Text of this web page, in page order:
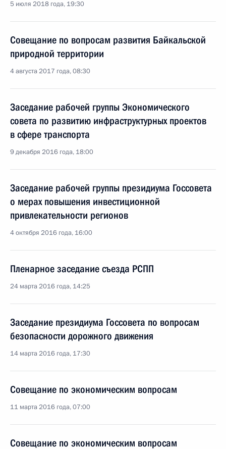
5 июля 2018 года, 19:30
Совещание по вопросам развития Байкальской
природной территории
4 августа 2017 года, 08:30
Заседание рабочей группы Экономического
совета по развитию инфраструктурных проектов
в сфере транспорта
9 декабря 2016 года, 18:00
Заседание рабочей группы президиума Госсовета
о мерах повышения инвестиционной
привлекательности регионов
4 октября 2016 года, 16:00
Пленарное заседание съезда РСПП
24 марта 2016 года, 14:25
Заседание президиума Госсовета по вопросам
безопасности дорожного движения
14 марта 2016 года, 17:30
Совещание по экономическим вопросам
11 марта 2016 года, 07:00
Совещание по экономическим вопросам